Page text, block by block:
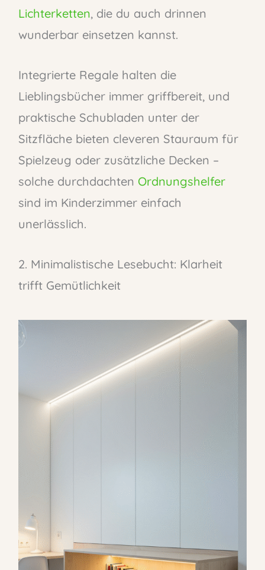
Lichterketten, die du auch drinnen
wunderbar einsetzen kannst.
Integrierte Regale halten die
Lieblingsbücher immer griffbereit, und
praktische Schubladen unter der
Sitzfläche bieten cleveren Stauraum für
Spielzeug oder zusätzliche Decken –
solche durchdachten Ordnungshelfer
sind im Kinderzimmer einfach
unerlässlich.
2. Minimalistische Lesebucht: Klarheit
trifft Gemütlichkeit